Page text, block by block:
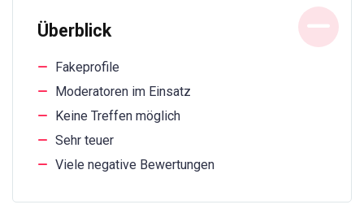
Überblick
Fakeprofile
Moderatoren im Einsatz
Keine Treffen möglich
Sehr teuer
Viele negative Bewertungen